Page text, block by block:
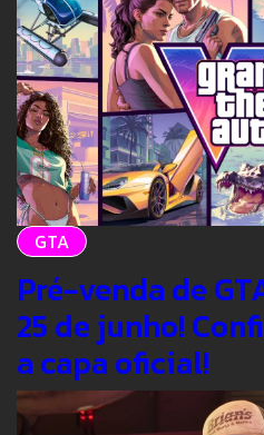
GTA
Pré-venda de
25 de junho!
a capa oficial!